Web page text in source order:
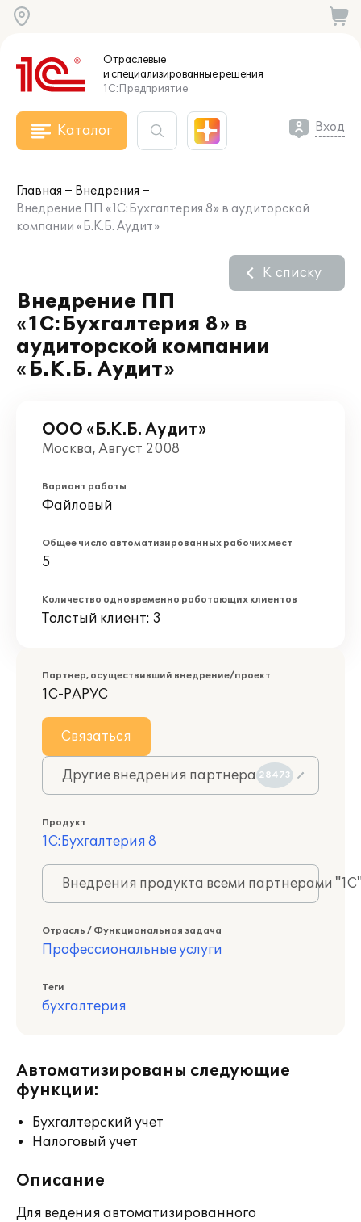
Отраслевые
и специализированныерешения
1С:Предприятие
Каталог Вход
Главная
Внедрения
Внедрение ПП «1С:Бухгалтерия 8» в аудиторской
компании «Б.К.Б. Аудит»
Внедрение ПП
«1С:Бухгалтерия 8» в
аудиторской компании
«Б.К.Б. Аудит»
К списку
ООО «Б.К.Б. Аудит»
Москва, Август 2008
Вариант работы
Файловый
Общее число автоматизированных рабочих мест
5
Количество одновременно работающих клиентов
Толстый клиент: 3
Партнер, осуществивший внедрение/проект
1С-РАРУС
Связаться
Другие внедрения партнера 28473
Продукт
1С:Бухгалтерия 8
Внедрения продукта всеми партнерами
Отрасль / Функциональная задача
Профессиональные услуги
Теги
бухгалтерия
Автоматизированы следующие
функции:
Бухгалтерский учет
Налоговый учет
Описание
Для ведения автоматизированного